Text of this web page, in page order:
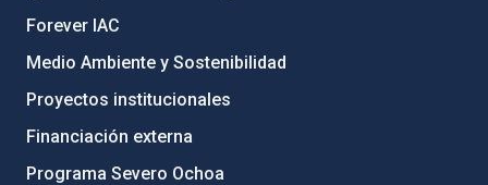
Forever IAC
Medio Ambiente y Sostenibilidad
Proyectos institucionales
Financiación externa
Programa Severo Ochoa